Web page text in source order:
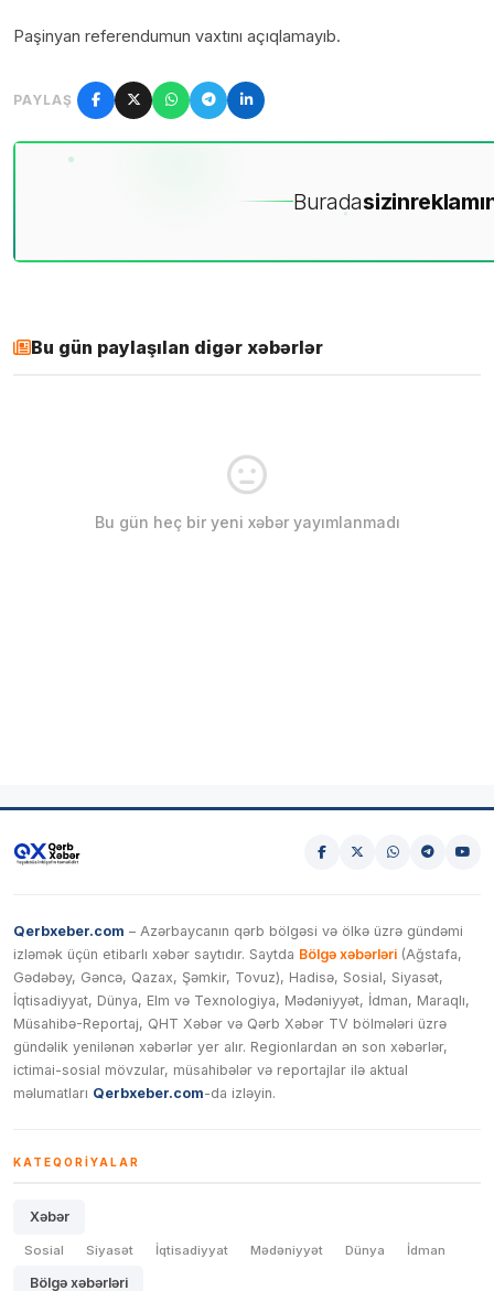
Paşinyan referendumun vaxtını açıqlamayıb.
PAYLAŞ
Buradasizin
Bu gün paylaşılan digər xəbərlər
Bu gün heç bir yeni xəbər yayımlanmadı
Qerbxeber.com – Azərbaycanın qərb bölgəsi və ölkə üzrə gündəmi
izləmək üçün etibarlı xəbər saytıdır. Saytda Bölgə xəbərləri (Ağstafa,
Gədəbəy, Gəncə, Qazax, Şəmkir, Tovuz), Hadisə, Sosial, Siyasət,
İqtisadiyyat, Dünya, Elm və Texnologiya, Mədəniyyət, İdman, Maraqlı,
Müsahibə-Reportaj, QHT Xəbər və Qərb Xəbər TV bölmələri üzrə
gündəlik yenilənən xəbərlər yer alır. Regionlardan ən son xəbərlər,
ictimai-sosial mövzular, müsahibələr və reportajlar ilə aktual
məlumatları Qerbxeber.com-da izləyin.
KATEQORIYALAR
Xəbər
Sosial Siyasət İqtisadiyyat Mədəniyyət Dünya İdman
Bölgə xəbərləri